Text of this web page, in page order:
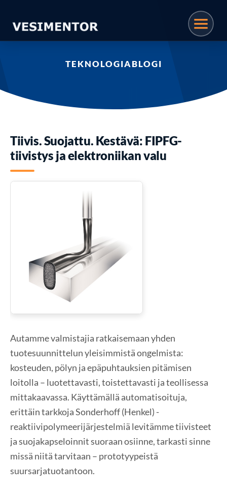
TEKNOLOGIABLOGI
Tiivis. Suojattu. Kestävä: FIPFG-
tiivistys ja elektroniikan valu
Autamme valmistajia ratkaisemaan yhden
tuotesuunnittelun yleisimmistä ongelmista:
kosteuden, pölyn ja epäpuhtauksien pitämisen
loitolla – luotettavasti, toistettavasti ja teollisessa
mittakaavassa. Käyttämällä automatisoituja,
erittäin tarkkoja Sonderhoff (Henkel) -
reaktiivipolymeerijärjestelmiä levitämme tiivisteet
ja suojakapseloinnit suoraan osiinne, tarkasti sinne
missä niitä tarvitaan – prototyypeistä
suursarjatuotantoon.